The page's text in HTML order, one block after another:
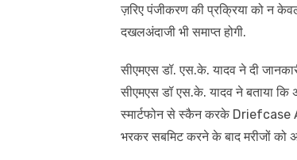
ज़रिए पंजीकरण की प्रक्रिया को न
दखलअंदाजी भी समाप्त होगी.
सीएमएस डॉ. एस.के. यादव ने दी
सीएमएस डॉ एस.के. यादव ने बताया कि
स्मार्टफोन से स्कैन करके Driefcase
भरकर सबमिट करने के बाद मरीजों को